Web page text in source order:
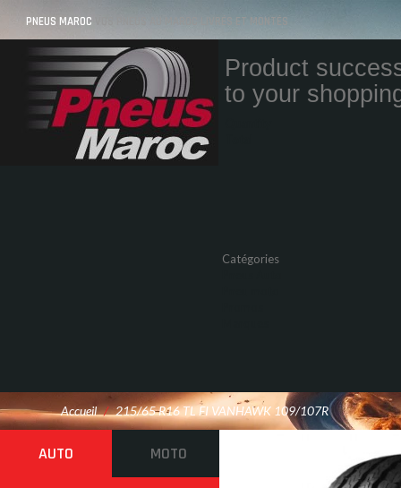
PNEUS MAROC VOS PNEUS AU MAROC LIVRÉS ET MONTÉS
Product
to your
Catégories
Accueil / 215/65 R16 TL FI VANHAWK 109/107R
AUTO MOTO